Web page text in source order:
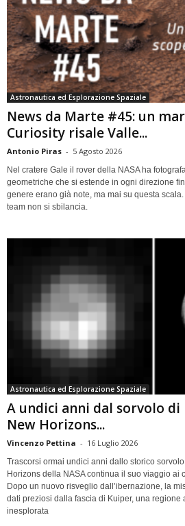
Astronautica ed Esplorazione Spaziale
News da Marte #45: un
Curiosity risale Valle...
Antonio Piras - 5 Agosto 2026
Nel cratere Gale il rover della NASA ha
geometriche che si estende in ogni direzione
genere erano già note, ma mai su questa
team non si sbilancia.
Astronautica ed Esplorazione Spaziale
A undici anni dal sorvolo di
New Horizons...
Vincenzo Pettina - 16 Luglio 2026
Trascorsi ormai undici anni dallo storico
Horizons della NASA continua il suo viaggio ai
Dopo un nuovo risveglio dall’ibernazione, la
dati preziosi dalla fascia di Kuiper, una regione
inesplorata